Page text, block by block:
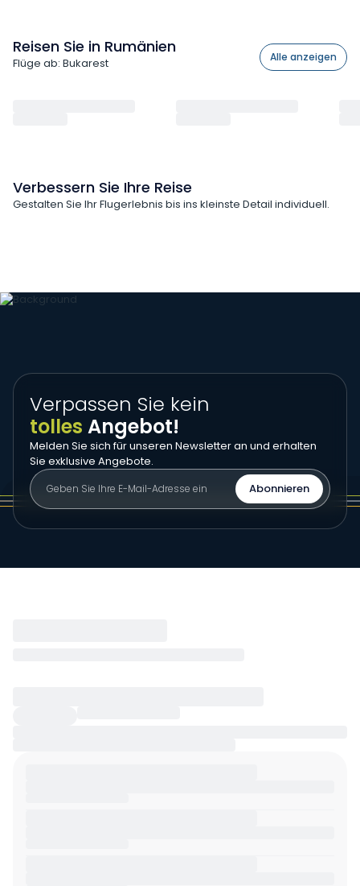
Reisen Sie in Rumänien
Flüge ab: Bukarest Alle anzeigen
Verbessern Sie Ihre Reise
Gestalten Sie Ihr Flugerlebnis bis ins kleinste Detail individuell.
Zusätzliches Gepäck Bordverpflegung
Verpassen Sie kein
tolles Angebot!
Melden Sie sich für unseren Newsletter an und erhalten
Sie exklusive Angebote.
Abonnieren